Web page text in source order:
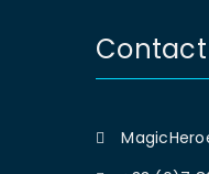
Contact